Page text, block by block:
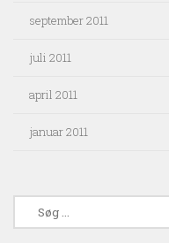
september 2011
juli 2011
april 2011
januar 2011
efter: